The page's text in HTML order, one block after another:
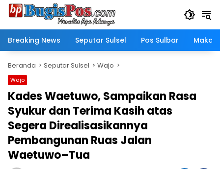
Langsung
Breaking News
Seputar Sulsel Pos Sulbar
Beranda Seputar Sulsel Wajo
Wajo
Kades Waetuwo, Sampaikan Rasa
Syukur dan Terima Kasih atas
Segera Direalisasikannya
Pembangunan Ruas Jalan
Waetuwo–Tua